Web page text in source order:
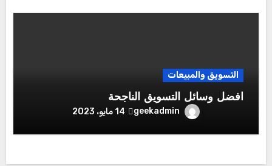
التسويق والمبيعات
افضل وسائل التسويق الناجحة
geekadmin 14 مايو، 2023